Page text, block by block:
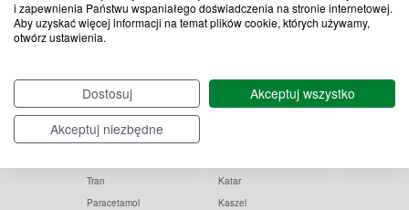
i zapewnienia Państwu wspaniałego doświadczenia na stronie internetowej.
Aby uzyskać więcej informacji na temat plików cookie, których używamy,
otwórz ustawienia.
Dostosuj
Akceptuj wszystko
Akceptuj niezbędne
Popularne zapytania
Witamina D
Witamina C
Tran
Paracetamol
Przeziębienie i grypa
Katar
Kaszel